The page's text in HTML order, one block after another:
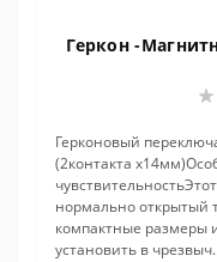
Геркон -
Герконовый
(2контакта
нормально открытый
компактные размеры
установить в